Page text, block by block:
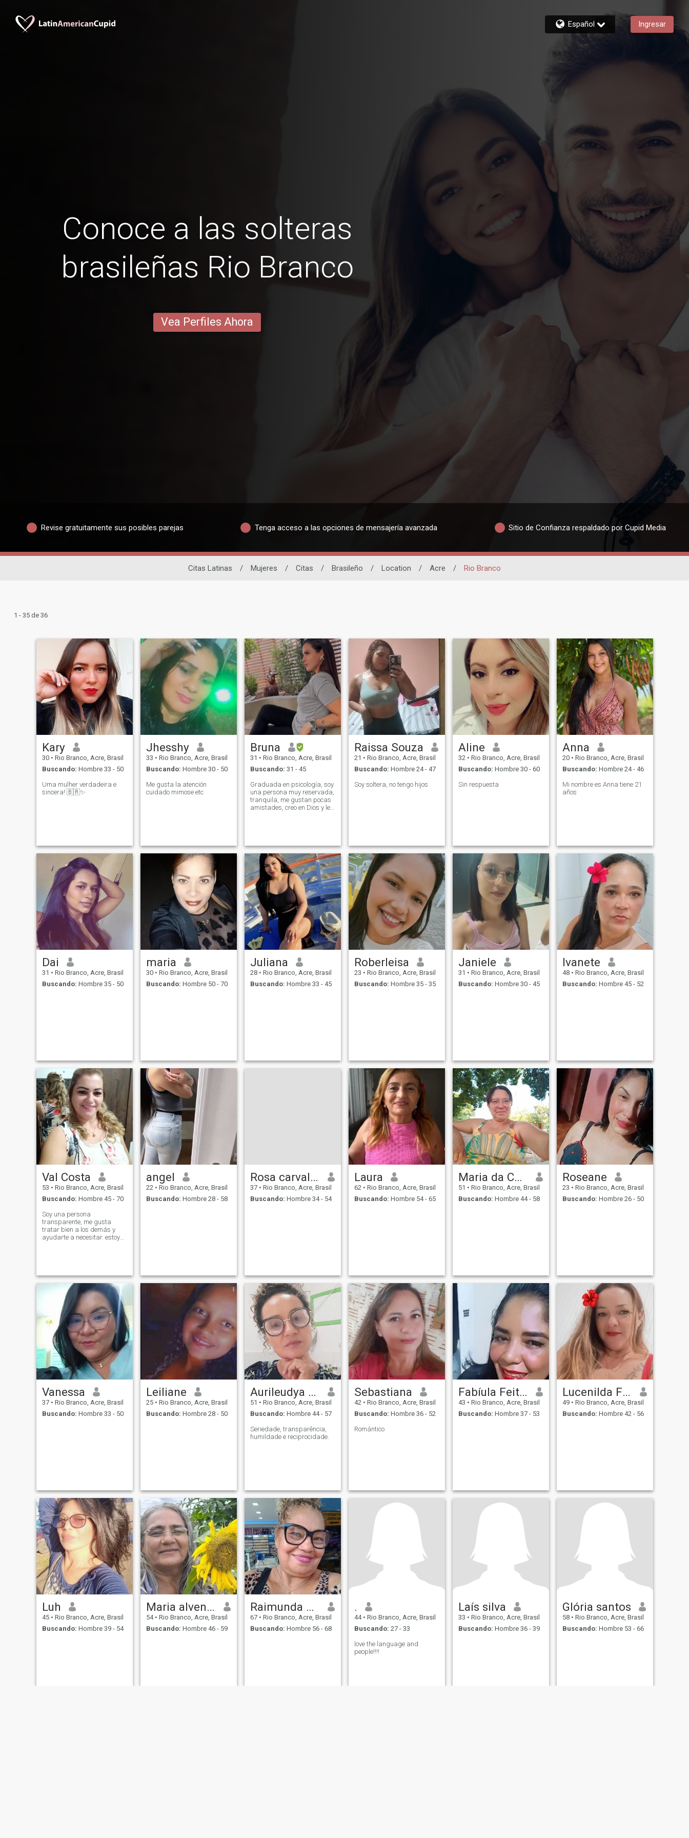
Español Ingresar
Conoce a las solteras
brasileñas Rio Branco
Vea Perfiles Ahora
Revise gratuitamente sus posibles parejas Tenga acceso a las opciones de mensajería avanzada Sitio de Confianza respaldado por Cupid Media
Citas Latinas / Mujeres / Citas / Brasileño / Location / Acre / Rio Branco
1 - 35 de 36
Kary
30 • Rio Branco, Acre, Brasil
Buscando: Hombre 33 - 50
Uma mulher verdadeira e
sincera! 🇧🇷✨
Jhesshy
33 • Rio Branco, Acre, Brasil
Buscando: Hombre 30 - 50
Me gusta la atención
cuidado mimose etc
Bruna
31 • Rio Branco, Acre, Brasil
Buscando: 31 - 45
Graduada en psicología, soy
una persona muy reservada,
tranquila, me gustan pocas
amistades, creo en Dios y le
lugares tranquilos y
tranquilos. Me encanta
practicar actividad física,
culturismo, correr , y amo a
la familia. Si no valoras a tu
familia, no valoras a nadie
más.
Raissa Souza
21 • Rio Branco, Acre, Brasil
Buscando: Hombre 24 - 47
Soy soltera, no tengo hijos
Aline
32 • Rio Branco, Acre, Brasil
Buscando: Hombre 30 - 60
Sin respuesta
Anna
20 • Rio Branco, Acre, Brasil
Buscando: Hombre 24 - 46
Mi nombre es Anna tiene 21
años
Dai
31 • Rio Branco, Acre, Brasil
Buscando: Hombre 35 - 50
maria
30 • Rio Branco, Acre, Brasil
Buscando: Hombre 50 - 70
Juliana
28 • Rio Branco, Acre, Brasil
Buscando: Hombre 33 - 45
Roberleisa
23 • Rio Branco, Acre, Brasil
Buscando: Hombre 35 - 35
Janiele
31 • Rio Branco, Acre, Brasil
Buscando: Hombre 30 - 45
Ivanete
48 • Rio Branco, Acre, Brasil
Buscando: Hombre 45 - 52
Val Costa
53 • Rio Branco, Acre, Brasil
Buscando: Hombre 45 - 70
Soy una persona
transparente, me gusta
tratar bien a los demás y
ayudarte a necesitar. estoy
angel
22 • Rio Branco, Acre, Brasil
Buscando: Hombre 28 - 58
Rosa carvalho da Silva
37 • Rio Branco, Acre, Brasil
Buscando: Hombre 34 - 54
Laura
62 • Rio Branco, Acre, Brasil
Buscando: Hombre 54 - 65
Maria da Conceição Sousa
51 • Rio Branco, Acre, Brasil
Buscando: Hombre 44 - 58
Roseane
23 • Rio Branco, Acre, Brasil
Buscando: Hombre 26 - 50
Vanessa
37 • Rio Branco, Acre, Brasil
Buscando: Hombre 33 - 50
Leiliane
25 • Rio Branco, Acre, Brasil
Buscando: Hombre 28 - 50
Aurileudya Rocha de Freitas
51 • Rio Branco, Acre, Brasil
Buscando: Hombre 44 - 57
Seriedade, transparência,
humildade e reciprocidade.
Sebastiana
42 • Rio Branco, Acre, Brasil
Buscando: Hombre 36 - 52
Romántico
Fabíula Feitosa santos
43 • Rio Branco, Acre, Brasil
Buscando: Hombre 37 - 53
Lucenilda Freitas
49 • Rio Branco, Acre, Brasil
Buscando: Hombre 42 - 56
Luh
45 • Rio Branco, Acre, Brasil
Buscando: Hombre 39 - 54
Maria alvenasio ferreira
54 • Rio Branco, Acre, Brasil
Buscando: Hombre 46 - 59
Raimunda Ferreira Conceição
67 • Rio Branco, Acre, Brasil
Buscando: Hombre 56 - 68
.
44 • Rio Branco, Acre, Brasil
Buscando: 27 - 33
love the language and
people!!!!
Laís silva
33 • Rio Branco, Acre, Brasil
Buscando: Hombre 36 - 39
Glória santos
58 • Rio Branco, Acre, Brasil
Buscando: Hombre 53 - 66